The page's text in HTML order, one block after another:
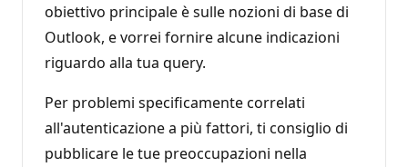
obiettivo principale è sulle nozioni di base di
Outlook, e vorrei fornire alcune indicazioni
riguardo alla tua query.
Per problemi specificamente correlati
all'autenticazione a più fattori, ti consiglio di
pubblicare le tue preoccupazioni nella